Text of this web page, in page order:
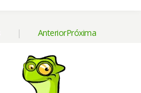
| AnteriorPróxima